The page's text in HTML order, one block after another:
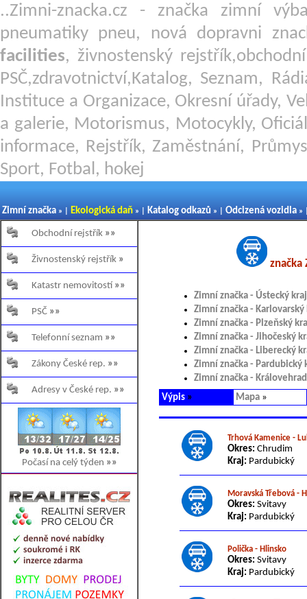
..Zimni-znacka.cz - značka zimní
pneumatiky pneu, nová dopravni
facilities, živnostenský
PSČ,zdravotnictví,Katalog, Seznam,
Instituce a Organizace, Okresní úřady,
a galerie, Motorismus, Motocykly,
informace, Rejstřík, Zaměstnání,
Sport, Fotbal, hokej
Zimní značka » | Ekologická daň » | Katalog odkazů » | Odcizená vozidla »
Obchodní rejstřík »»
Živnostenský rejstřík »
Katastr nemovitostí »»
PSČ »»
Telefonní seznam »»
Zákony České rep. »»
Adresy v České rep. »»
Počasí na celý týden »»
značka
Zimní značka - Ústecký kraj
Zimní značka - Karlovarský
Zimní značka - Plzeňský
Zimní značka - Jihočeský
Zimní značka - Liberecký
Zimní značka - Pardubický
Zimní značka -
Výpis » Mapa »
Trhová Kamenice -
Okres: Chrudim
Kraj: Pardubický
Moravská Třebová -
Okres: Svitavy
Kraj: Pardubický
Polička - Hlinsko
Okres: Svitavy
Kraj: Pardubický